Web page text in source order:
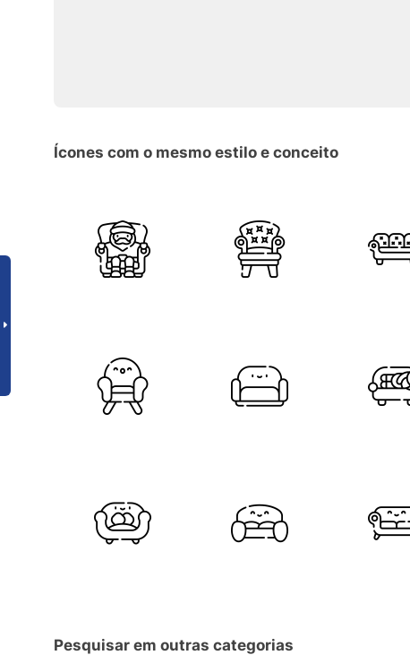
Ícones com o mesmo estilo e conceito
Pesquisar em outras categorias